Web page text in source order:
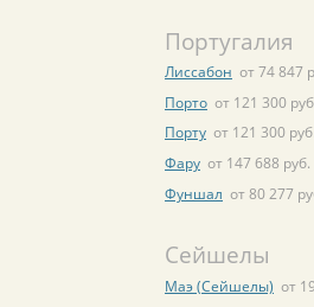
Португалия
Лиссабон от 74 847
Порто от 121 300
Порту от 121 300
Фару от 147 688 руб.
Фуншал от 80 277
Сейшелы
Маэ (Сейшелы) от